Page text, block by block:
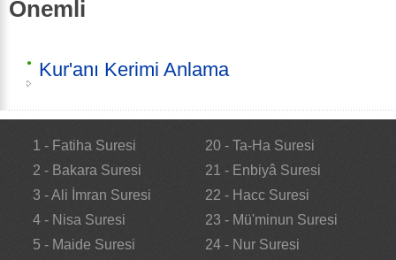
Önemli
Kur'anı Kerimi Anlama
1 - Fatiha Suresi
2 - Bakara Suresi
3 - Ali İmran Suresi
4 - Nisa Suresi
5 - Maide Suresi
20 - Ta-Ha Suresi
21 - Enbiyâ Suresi
22 - Hacc Suresi
23 - Mü'minun Suresi
24 - Nur Suresi